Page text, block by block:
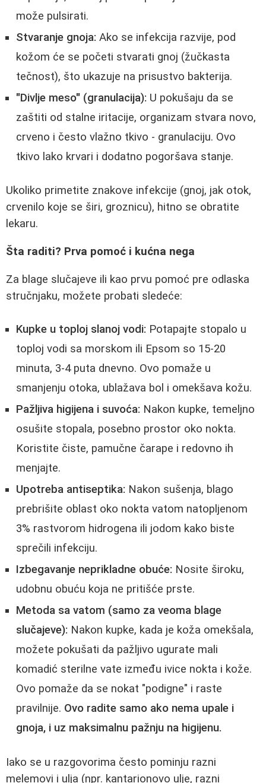
može pulsirati.
Stvaranje gnoja: Ako se infekcija razvije, pod
kožom će se početi stvarati gnoj (žučkasta
tečnost), što ukazuje na prisustvo bakterija.
"Divlje meso" (granulacija): U pokušaju da se
zaštiti od stalne iritacije, organizam stvara novo,
crveno i često vlažno tkivo - granulaciju. Ovo
tkivo lako krvari i dodatno pogoršava stanje.
Ukoliko primetite znakove infekcije (gnoj, jak otok,
crvenilo koje se širi, groznicu), hitno se obratite
lekaru.
Šta raditi? Prva pomoć i kućna nega
Za blage slučajeve ili kao prvu pomoć pre odlaska
stručnjaku, možete probati sledeće:
Kupke u toploj slanoj vodi: Potapajte stopalo u
toploj vodi sa morskom ili Epsom so 15-20
minuta, 3-4 puta dnevno. Ovo pomaže u
smanjenju otoka, ublažava bol i omekšava kožu.
Pažljiva higijena i suvoća: Nakon kupke, temeljno
osušite stopala, posebno prostor oko nokta.
Koristite čiste, pamučne čarape i redovno ih
menjajte.
Upotreba antiseptika: Nakon sušenja, blago
prebrišite oblast oko nokta vatom natopljenom
3% rastvorom hidrogena ili jodom kako biste
sprečili infekciju.
Izbegavanje neprikladne obuće: Nosite široku,
udobnu obuću koja ne pritišće prste.
Metoda sa vatom (samo za veoma blage
slučajeve): Nakon kupke, kada je koža omekšala,
možete pokušati da pažljivo ugurate mali
komadić sterilne vate između ivice nokta i kože.
Ovo pomaže da se nokat "podigne" i raste
pravilnije. Ovo radite samo ako nema upale i
gnoja, i uz maksimalnu pažnju na higijenu.
Iako se u razgovorima često pominju razni
melemovi i ulja (npr. kantarionovo ulje, razni